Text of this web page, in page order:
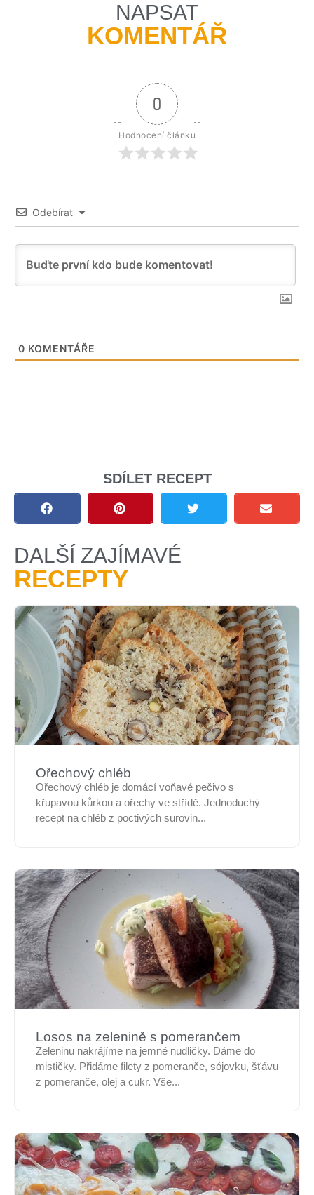
NAPSAT
KOMENTÁŘ
0
Hodnocení článku
Odebírat
0 KOMENTÁŘE
SDÍLET RECEPT
DALŠÍ ZAJÍMAVÉ
RECEPTY
Ořechový chléb
Ořechový chléb je domácí voňavé pečivo s
křupavou kůrkou a ořechy ve střídě. Jednoduchý
recept na chléb z poctivých surovin...
Losos na zelenině s pomerančem
Zeleninu nakrájíme na jemné nudličky. Dáme do
mističky. Přidáme filety z pomeranče, sójovku, šťávu
z pomeranče, olej a cukr. Vše...